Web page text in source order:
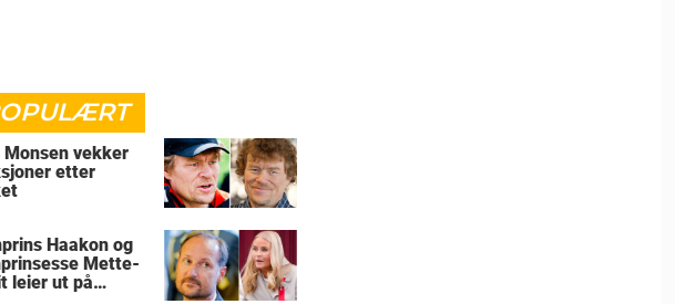
Monsen vekker
etter
Haakon og
Mette-
leier ut på